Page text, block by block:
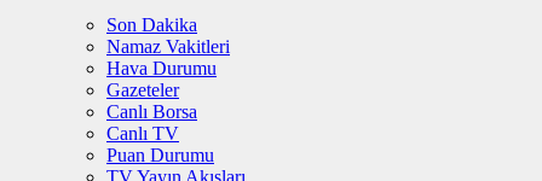
Son Dakika
Namaz Vakitleri
Hava Durumu
Gazeteler
Canlı Borsa
Canlı TV
Puan Durumu
TV Yayın Akışları